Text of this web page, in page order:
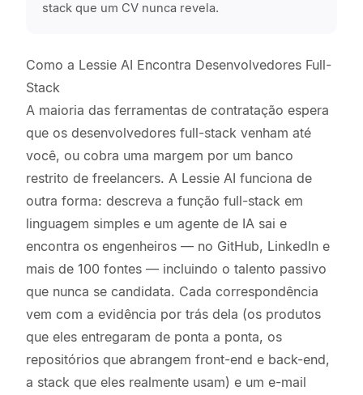
stack que um CV nunca revela.
Como a Lessie AI Encontra Desenvolvedores Full-
Stack
A maioria das ferramentas de contratação espera
que os desenvolvedores full-stack venham até
você, ou cobra uma margem por um banco
restrito de freelancers. A Lessie AI funciona de
outra forma: descreva a função full-stack em
linguagem simples e um agente de IA sai e
encontra os engenheiros — no GitHub, LinkedIn e
mais de 100 fontes — incluindo o talento passivo
que nunca se candidata. Cada correspondência
vem com a evidência por trás dela (os produtos
que eles entregaram de ponta a ponta, os
repositórios que abrangem front-end e back-end,
a stack que eles realmente usam) e um e-mail